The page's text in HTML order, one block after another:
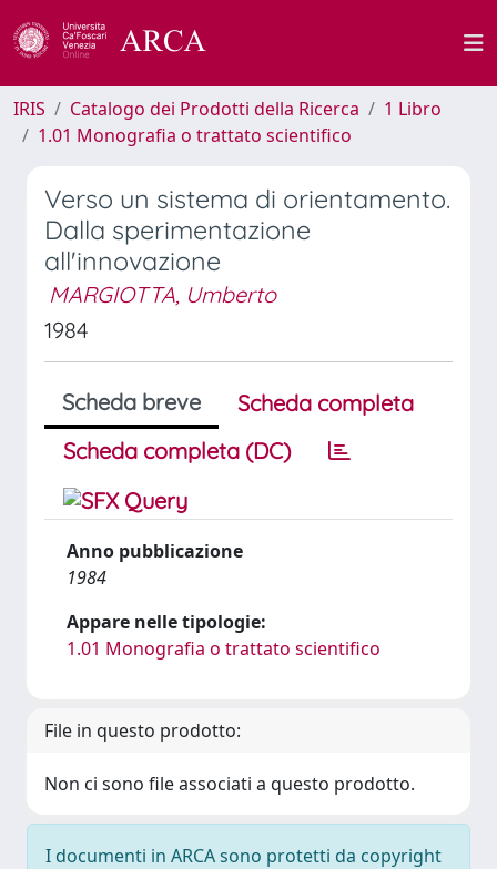
IRIS Catalogo dei Prodotti della Ricerca
1 Libro
1.01 Monografia o trattato scientifico
Verso un sistema di orientamento.
Dalla sperimentazione
all'innovazione
MARGIOTTA, Umberto
1984
Scheda breve
Scheda completa
Scheda completa (DC)
Anno pubblicazione
1984
Appare nelle tipologie:
1.01 Monografia o trattato scientifico
File in questo prodotto:
Non ci sono file associati a questo prodotto.
I documenti in ARCA sono protetti da copyright